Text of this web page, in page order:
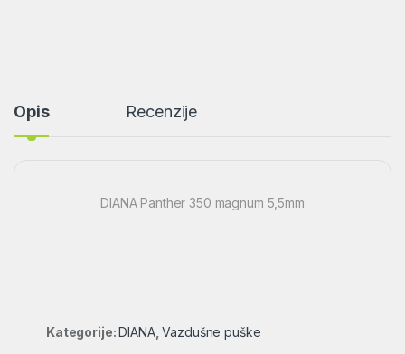
Opis Recenzije
DIANA Panther 350 magnum 5,5mm
Kategorije:DIANA,Vazdušne puške